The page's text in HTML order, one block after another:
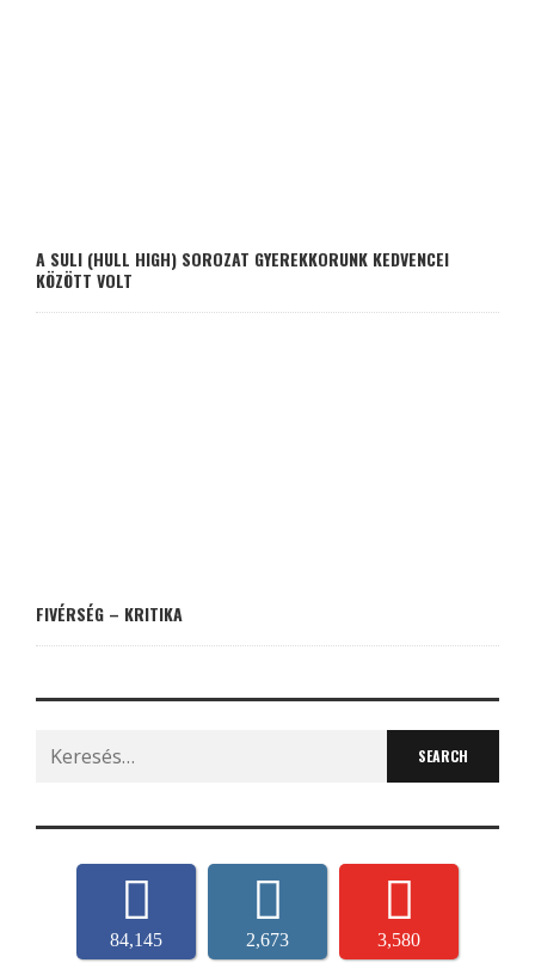
A SULI (HULL HIGH) SOROZAT GYEREKKORUNK KEDVENCEI
KÖZÖTT VOLT
FIVÉRSÉG – KRITIKA
Search
for:
84,145 2,673 3,580